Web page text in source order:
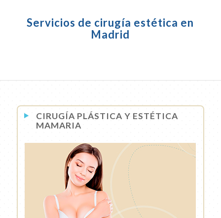
Servicios de cirugía estética en
Madrid
CIRUGÍA PLÁSTICA Y ESTÉTICA
MAMARIA